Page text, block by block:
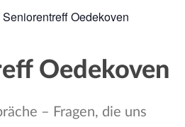
i
Seniorentreff Oedekoven
Oedekoven
– Fragen, die uns